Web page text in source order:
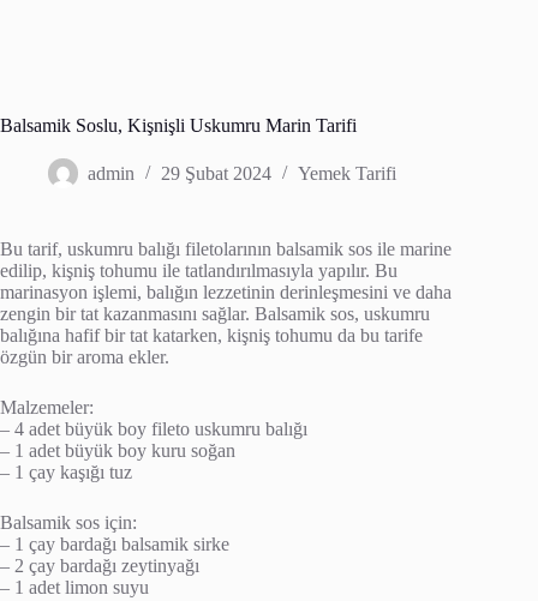
Balsamik Soslu, Kişnişli Uskumru Marin Tarifi
admin 29 Şubat 2024 Yemek Tarifi
Bu tarif, uskumru balığı filetolarının balsamik sos ile marine
edilip, kişniş tohumu ile tatlandırılmasıyla yapılır. Bu
marinasyon işlemi, balığın lezzetinin derinleşmesini ve daha
zengin bir tat kazanmasını sağlar. Balsamik sos, uskumru
balığına hafif bir tat katarken, kişniş tohumu da bu tarife
özgün bir aroma ekler.
Malzemeler:
– 4 adet büyük boy fileto uskumru balığı
– 1 adet büyük boy kuru soğan
– 1 çay kaşığı tuz
Balsamik sos için:
– 1 çay bardağı balsamik sirke
– 2 çay bardağı zeytinyağı
– 1 adet limon suyu